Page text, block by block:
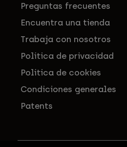
Preguntas frecuentes
Encuentra una tienda
Trabaja con nosotros
Política de privacidad
Política de cookies
Condiciones generales
Patents